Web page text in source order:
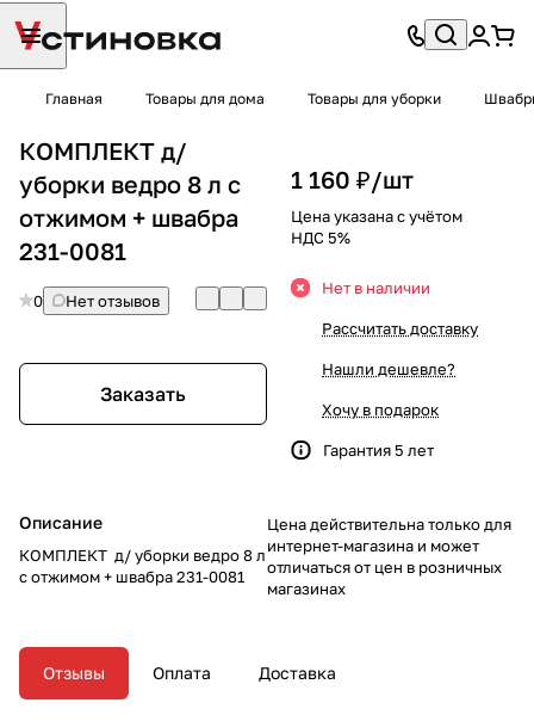
Главная Товары для дома Товары для уборки
КОМПЛЕКТ д/
уборки ведро 8 л с
отжимом + швабра
231-0081
0 Нет отзывов
Заказать
Описание
КОМПЛЕКТ д/ уборки ведро 8 л
с отжимом + швабра 231-0081
1 160 ₽/шт
Цена указана с учётом
НДС 5%
Нет в наличии
Рассчитать доставку
Нашли дешевле?
Хочу в подарок
Гарантия 5 лет
Цена действительна только для
интернет-магазина и может
отличаться от цен в розничных
магазинах
Отзывы Оплата Доставка